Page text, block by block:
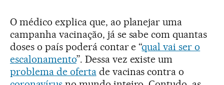
O médico explica que, ao planejar uma
campanha vacinação, já se sabe com quantas
doses o país poderá contar e “qual vai ser o
escalonamento”. Dessa vez existe um
problema de ofertade vacinas contra o